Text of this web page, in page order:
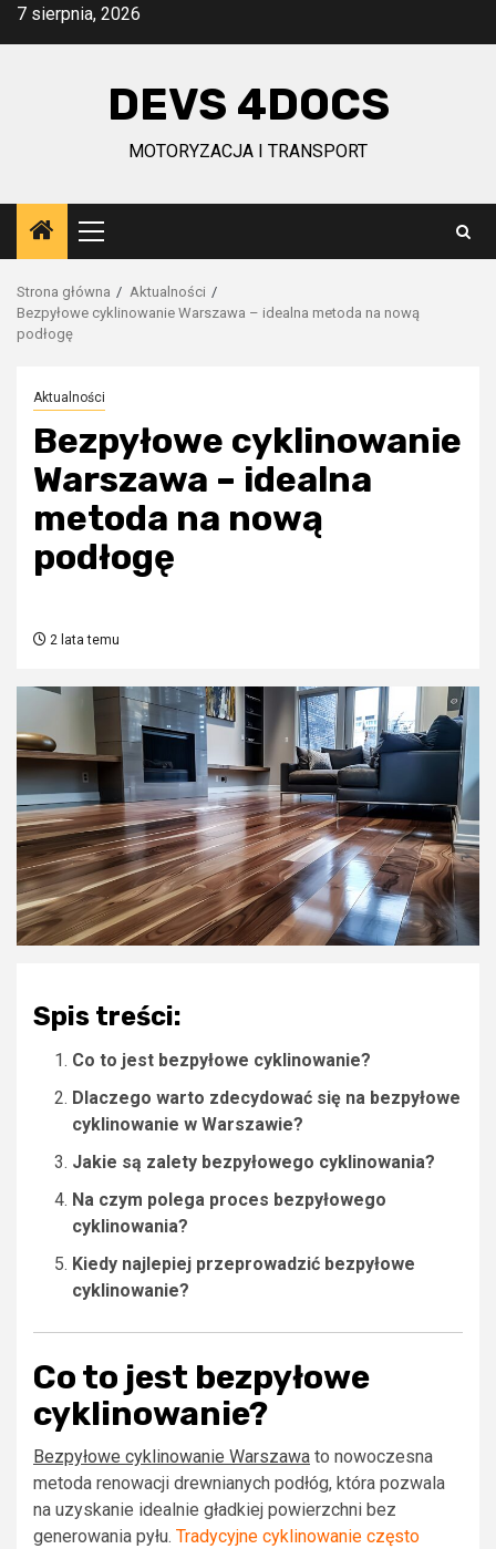
Przejdź
7 sierpnia, 2026
DEVS 4DOCS
MOTORYZACJA I TRANSPORT
Menu
główne
Strona główna
Aktualności
Bezpyłowe cyklinowanie Warszawa – idealna metoda na nową
podłogę
Aktualności
Bezpyłowe cyklinowanie
Warszawa – idealna
metoda na nową
podłogę
2 lata temu
Spis treści:
Co to jest bezpyłowe cyklinowanie?
Dlaczego warto zdecydować się na bezpyłowe
cyklinowanie w Warszawie?
Jakie są zalety bezpyłowego cyklinowania?
Na czym polega proces bezpyłowego
cyklinowania?
Kiedy najlepiej przeprowadzić bezpyłowe
cyklinowanie?
Co to jest bezpyłowe
cyklinowanie?
Bezpyłowe cyklinowanie Warszawa to nowoczesna
metoda renowacji drewnianych podłóg, która pozwala
na uzyskanie idealnie gładkiej powierzchni bez
generowania pyłu. Tradycyjne cyklinowanie często